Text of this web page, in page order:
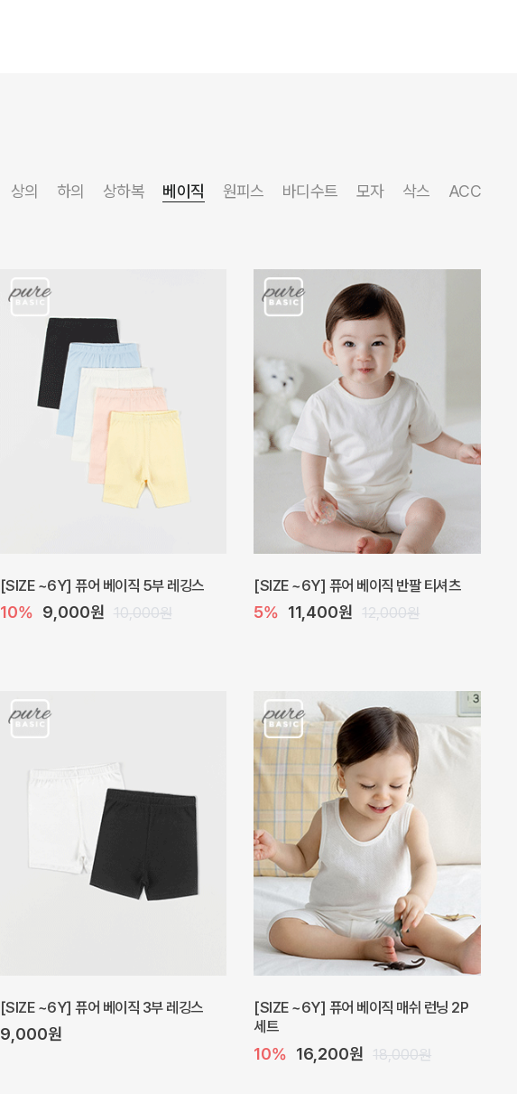
상의 하의 상하복 베이직 원피스 바디수트 모자 삭스 ACC
[SIZE ~6Y] 베르 원피스
10% 28,800원 32,000원
프로리 뷔스티에 미니 아기 원피스
20% 20,800원 26,000원
5% 39,000원 41,000원 20% 27,200원 34,000원